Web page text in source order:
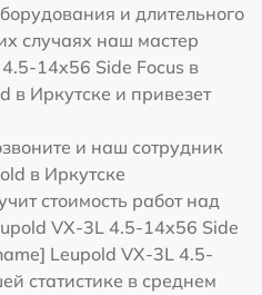
и длительного
случаях наш мастер
14x56 Side Focus в
в Иркутске и привезет
и наш сотрудник
в Иркутске
стоимость работ над
VX-3L 4.5-14x56 Side
Leupold VX-3L 4.5-
статистике в среднем